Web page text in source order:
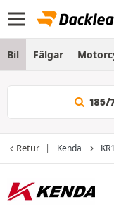
Bil Fälgar
185/
Retur Kenda